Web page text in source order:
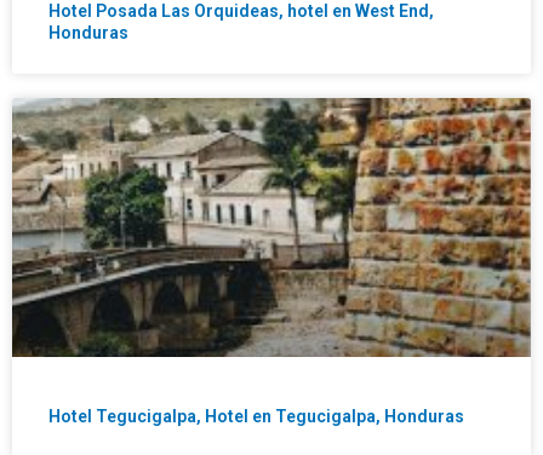
Hotel Posada Las Orquideas, hotel en West End,
Honduras
Hotel Tegucigalpa, Hotel en Tegucigalpa, Honduras